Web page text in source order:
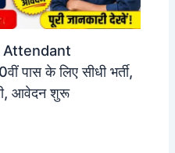
Attendant
के लिए सीधी भर्ती,
आवेदन शुरू